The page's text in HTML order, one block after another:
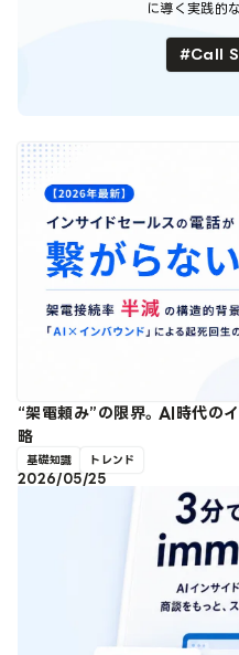
に導く実践的
Call
“架電頼み”の限界。AI時代の
略
基礎知識 トレンド
2026/05/25